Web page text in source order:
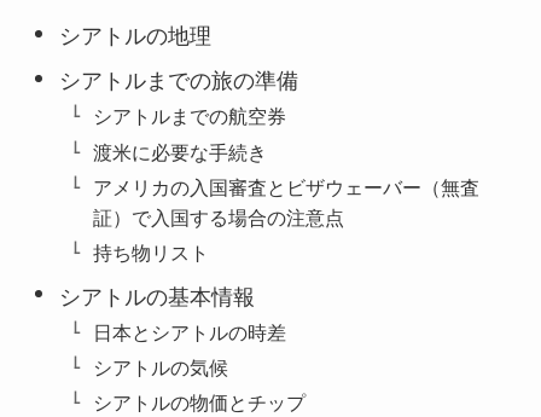
シアトルの地理
シアトルまでの旅の準備
シアトルまでの航空券
渡米に必要な手続き
アメリカの入国審査とビザウェーバー（無査
証）で入国する場合の注意点
持ち物リスト
シアトルの基本情報
日本とシアトルの時差
シアトルの気候
シアトルの物価とチップ